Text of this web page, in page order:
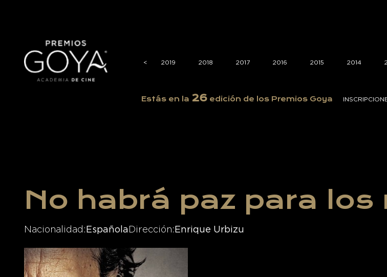
<
<
2022 2021 2019 2018 2017 2016 2015 2014
Estás en la 26 edición de los Premios Goya
No habrá paz para
Nacionalidad Española Dirección Enrique Urbizu